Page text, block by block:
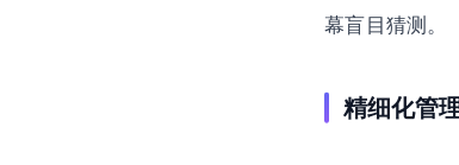
幕盲目猜测。
精细化管